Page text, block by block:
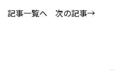
記事一覧へ 次の記事→